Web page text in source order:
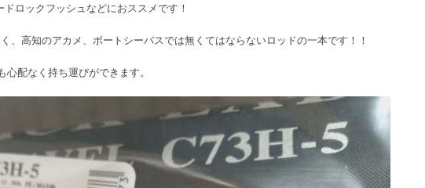
ロックフッシュなどにおススメです！
、高知のアカメ、ボートシーバスでは無くてはならないロッドの一本です！！
配なく持ち運びができます。